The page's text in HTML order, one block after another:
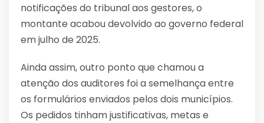
notificações do tribunal aos gestores, o
montante acabou devolvido ao governo federal
em julho de 2025.
Ainda assim, outro ponto que chamou a
atenção dos auditores foi a semelhança entre
os formulários enviados pelos dois municípios.
Os pedidos tinham justificativas, metas e